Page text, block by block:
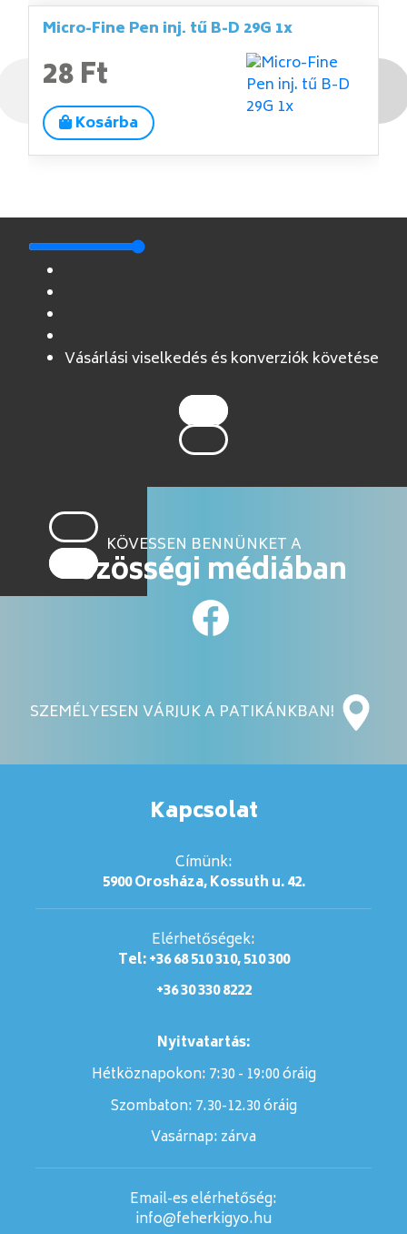
Micro-Fine Pen inj. tű B-D 29G 1x
28 Ft
Kosárba
Vásárlási viselkedés és konverziók követése
KÖVESSEN BENNÜNKET A
közösségi médiában
SZEMÉLYESEN VÁRJUK A PATIKÁNKBAN!
Kapcsolat
Címünk:
5900 Orosháza, Kossuth u. 42.
Elérhetőségek:
Tel: +36 68 510 310, 510 300
+36 30 330 8222
Nyitvatartás:
Hétköznapokon: 7:30 - 19:00 óráig
Szombaton:7.30-12.30 óráig
Vasárnap:zárva
Email-es elérhetőség:
info@feherkigyo.hu